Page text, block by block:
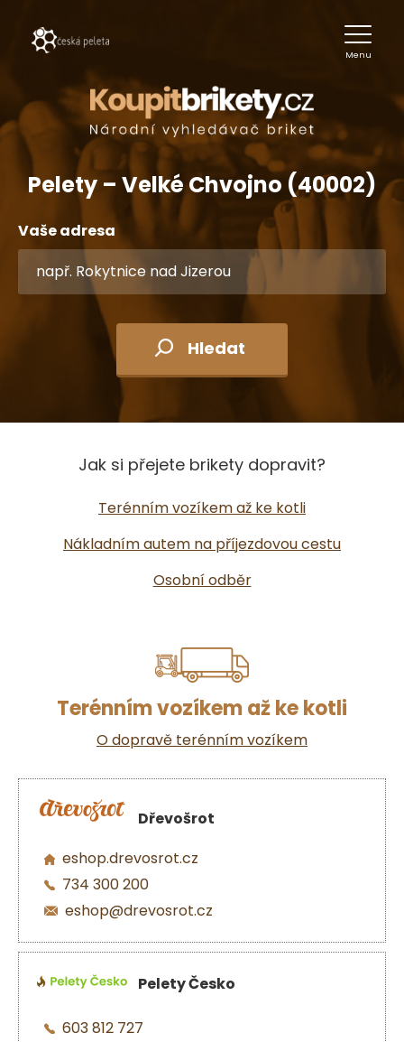
Menu
Pelety – Velké Chvojno (40002)
Vaše adresa
Hledat
Jak si přejete brikety dopravit?
Terénním vozíkem až ke kotli
Nákladním autem na příjezdovou cestu
Osobní odběr
Terénním vozíkem až ke kotli
O dopravě terénním vozíkem
Dřevošrot
eshop.drevosrot.cz
734 300 200
eshop@drevosrot.cz
Pelety Česko
603 812 727